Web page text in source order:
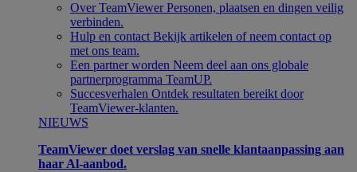
Over TeamViewer Personen, plaatsen en dingen veilig
verbinden.
Hulp en contact Bekijk artikelen of neem contact op
met ons team.
Een partner worden Neem deel aan ons globale
partnerprogramma TeamUP.
Succesverhalen Ontdek resultaten bereikt door
TeamViewer-klanten.
NIEUWS
TeamViewer doet verslag van snelle klantaanpassing aan
haar Al-aanbod.